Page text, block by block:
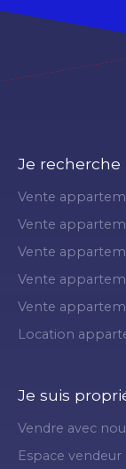
Je recherche
Vente
Vente
Vente
Vente
Vente
Location
Je suis
Vendre avec
Espace vendeur